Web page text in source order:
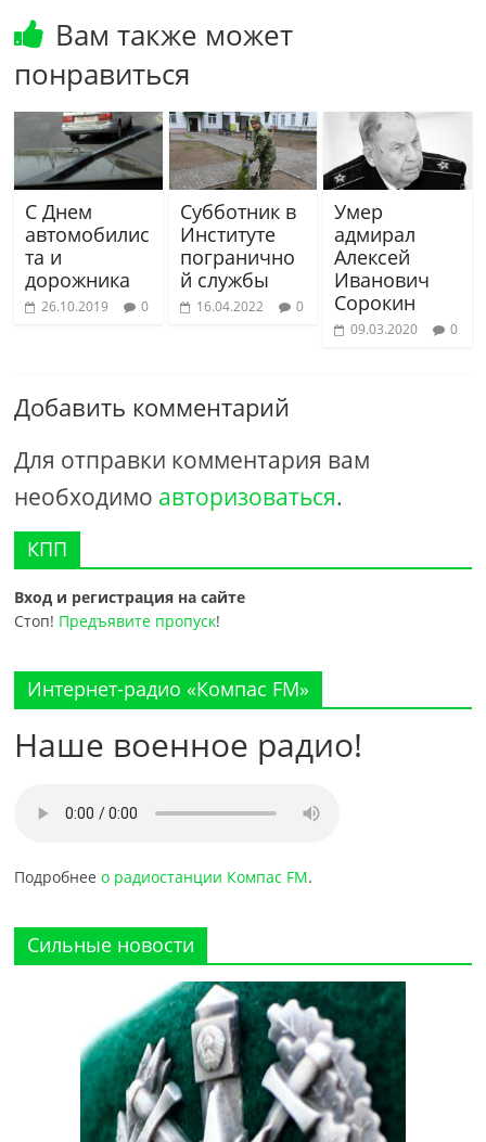
Вам также может
понравиться
С Днем
автомобилис
та и
дорожника
26.10.2019 0
Субботник в
Институте
погранично
й службы
16.04.2022 0
Умер
адмирал
Алексей
Иванович
Сорокин
09.03.2020 0
Добавить комментарий
Для отправки комментария вам
необходимо авторизоваться.
КПП
Вход и регистрация на сайте
Стоп! Предъявите пропуск!
Интернет-радио «Компас FM»
Наше военное радио!
Подробнеео радиостанции Компас FM.
Сильные новости